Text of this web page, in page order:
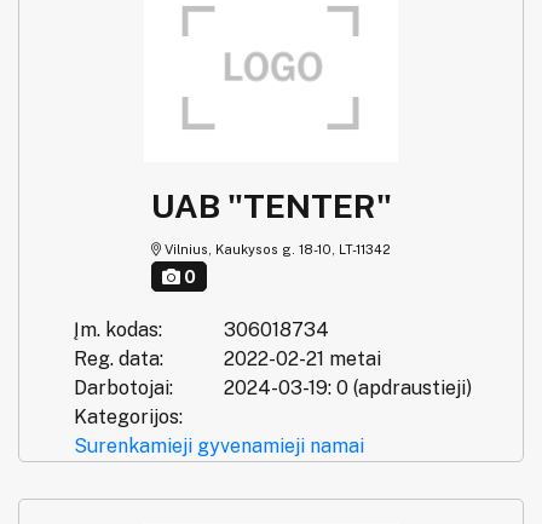
UAB "TENTER"
Vilnius, Kaukysos g. 18-10, LT-11342
0
Įm. kodas:
306018734
Reg. data:
2022-02-21 metai
Darbotojai:
2024-03-19: 0 (apdraustieji)
Kategorijos:
Surenkamieji gyvenamieji namai